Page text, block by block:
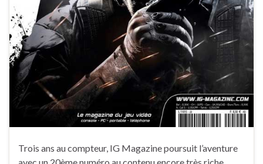
Trois ans au compteur, IG Magazine poursuit l’aventure